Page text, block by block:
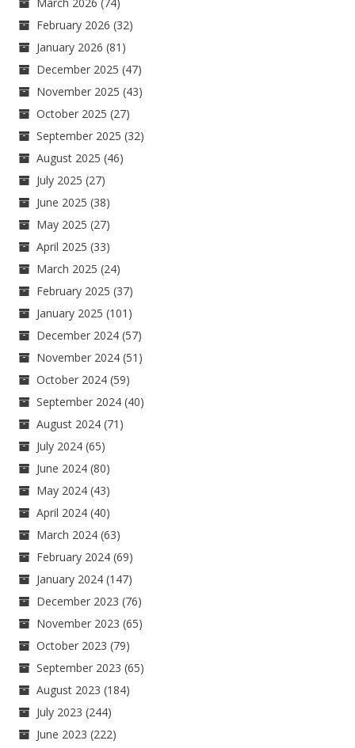
February 2026 (32)
January 2026 (81)
December 2025 (47)
November 2025 (43)
October 2025 (27)
September 2025 (32)
August 2025 (46)
July 2025 (27)
June 2025 (38)
May 2025 (27)
April 2025 (33)
March 2025 (24)
February 2025 (37)
January 2025 (101)
December 2024 (57)
November 2024 (51)
October 2024 (59)
September 2024 (40)
August 2024 (71)
July 2024 (65)
June 2024 (80)
May 2024 (43)
April 2024 (40)
March 2024 (63)
February 2024 (69)
January 2024 (147)
December 2023 (76)
November 2023 (65)
October 2023 (79)
September 2023 (65)
August 2023 (184)
July 2023 (244)
June 2023 (222)